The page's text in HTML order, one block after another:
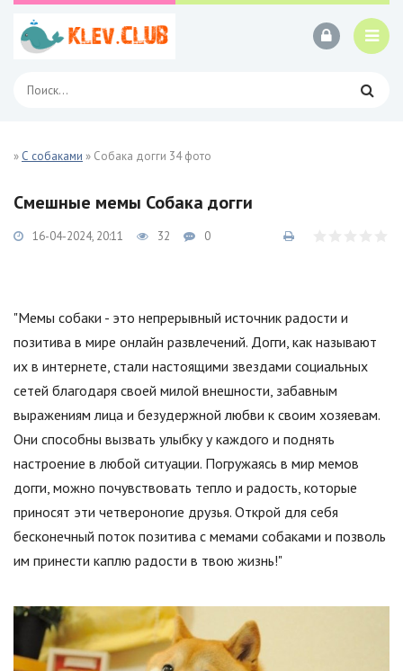
» С собаками » Собака догги 34 фото
Смешные мемы Собака догги
16-04-2024, 20:11 32 0
"Мемы собаки - это непрерывный источник радости и
позитива в мире онлайн развлечений. Догги, как называют
их в интернете, стали настоящими звездами социальных
сетей благодаря своей милой внешности, забавным
выражениям лица и безудержной любви к своим хозяевам.
Они способны вызвать улыбку у каждого и поднять
настроение в любой ситуации. Погружаясь в мир мемов
догги, можно почувствовать тепло и радость, которые
приносят эти четвероногие друзья. Открой для себя
бесконечный поток позитива с мемами собаками и позволь
им принести каплю радости в твою жизнь!"